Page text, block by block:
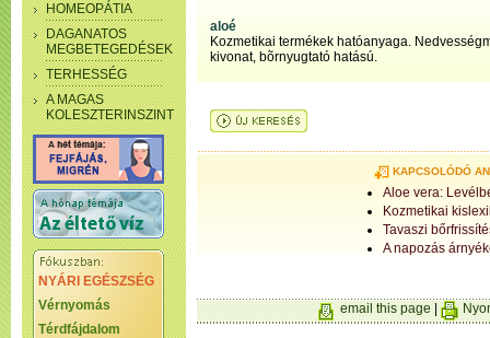
HOMEOPÁTIA
DAGANATOS
MEGBETEGEDÉSEK
TERHESSÉG
A MAGAS
KOLESZTERINSZINT
NYÁRI EGÉSZSÉG
Vérnyomás
Térdfájdalom
aloé
Kozmetikai termékek hatóanyaga.
kivonat, bõrnyugtató hatású.
KAPCSOLÓDÓ
Aloe vera:
Kozmetikai
Tavaszi
A napozás
email this page